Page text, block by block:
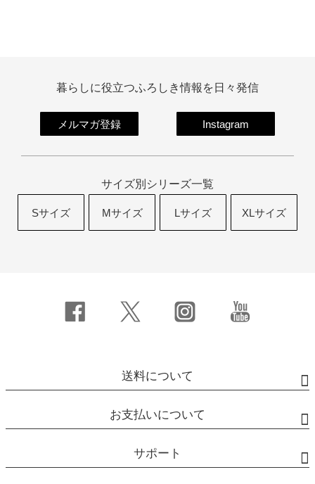
暮らしに役立つふろしき情報を日々発信
メルマガ登録 Instagram
サイズ別シリーズ一覧
Sサイズ Mサイズ Lサイズ XLサイズ
送料について
お支払いについて
サポート